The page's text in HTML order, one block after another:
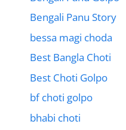
Bengali Panu Story
bessa magi choda
Best Bangla Choti
Best Choti Golpo
bf choti golpo
bhabi choti